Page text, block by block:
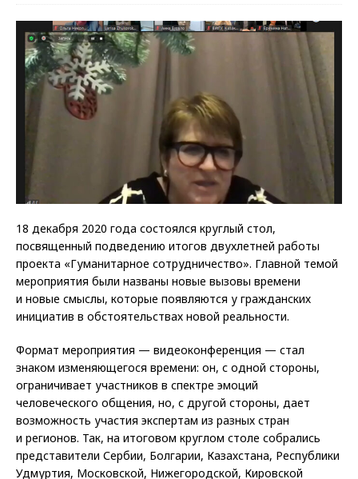
18 декабря 2020 года состоялся круглый стол,
посвященный подведению итогов двухлетней работы
проекта «Гуманитарное сотрудничество». Главной темой
мероприятия были названы новые вызовы времени
и новые смыслы, которые появляются у гражданских
инициатив в обстоятельствах новой реальности.
Формат мероприятия — видеоконференция — стал
знаком изменяющегося времени: он, с одной стороны,
ограничивает участников в спектре эмоций
человеческого общения, но, с другой стороны, дает
возможность участия экспертам из разных стран
и регионов. Так, на итоговом круглом столе собрались
представители Сербии, Болгарии, Казахстана, Республики
Удмуртия, Московской, Нижегородской, Кировской